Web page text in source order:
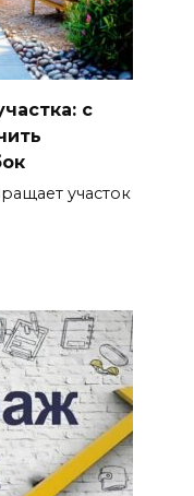
с
участок